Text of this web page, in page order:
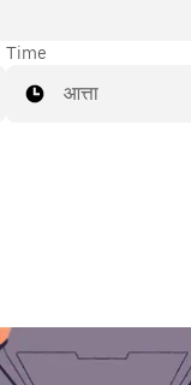
Time
आत्ता